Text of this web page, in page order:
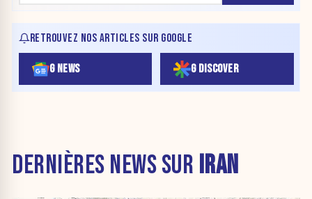
RETROUVEZ NOS ARTICLES SUR GOOGLE
G NEWS G DISCOVER
DERNIÈRES NEWS SUR IRAN